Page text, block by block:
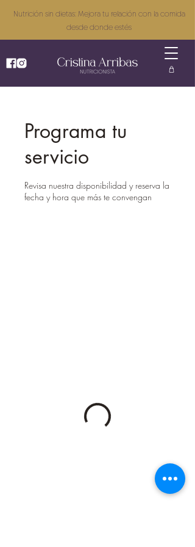
Nutrición sin dietas: Mejora tu relación con la comida
desde donde estés
Programa tu
servicio
Revisa nuestra disponibilidad y reserva la
fecha y hora que más te convengan